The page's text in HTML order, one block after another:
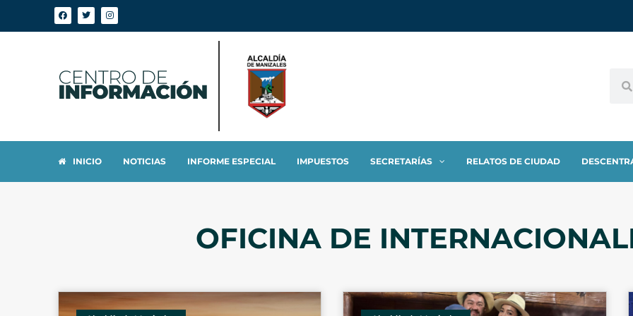
INICIO NOTICIAS INFORME ESPECIAL IMPUESTOS SECRETARÍAS RELATOS DE CIUDAD
OFICINA DE